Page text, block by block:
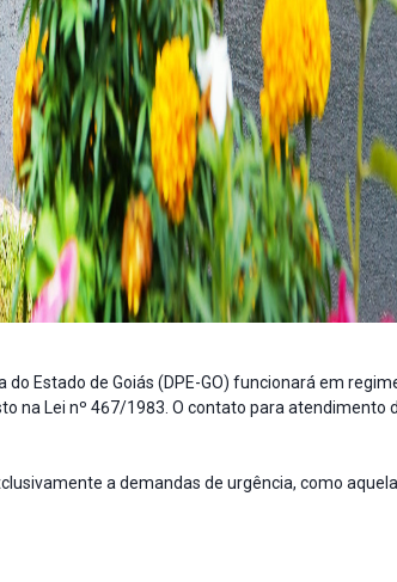
Estado de Goiás (DPE-GO) funcionará em
na Lei nº 467/1983. O contato para
a demandas de urgência, como